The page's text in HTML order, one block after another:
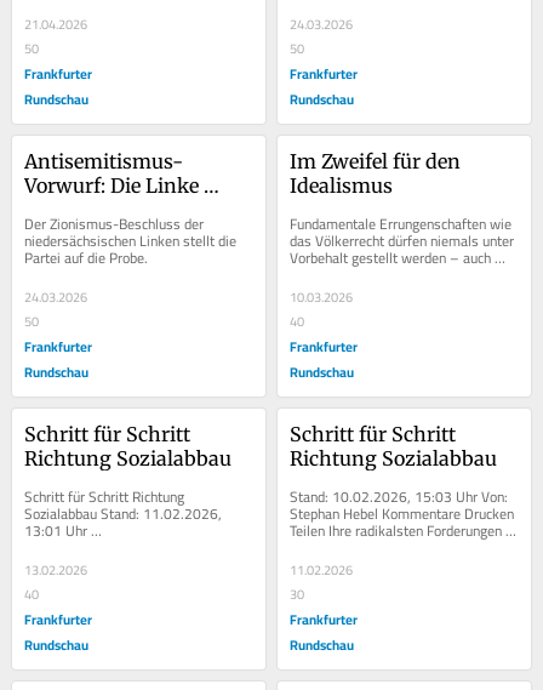
21.04.2026
50
Frankfurter
Rundschau
24.03.2026
50
Frankfurter
Rundschau
Antisemitismus-
Vorwurf: Die Linke
gerecht werden
Der Zionismus-Beschluss der
niedersächsischen Linken stellt die
Partei auf die Probe.
24.03.2026
50
Frankfurter
Rundschau
Im Zweifel für den
Idealismus
Fundamentale Errungenschaften wie
das Völkerrecht dürfen niemals unter
Vorbehalt gestellt werden – auch
nicht, wenn sie mit anderen
Grundwerten...
10.03.2026
40
Frankfurter
Rundschau
Schritt für Schritt
Richtung Sozialabbau
Schritt für Schritt Richtung
Sozialabbau Stand: 11.02.2026,
13:01 Uhr
,b){if(a.navigator.canShare){var...
13.02.2026
40
Frankfurter
Rundschau
Schritt für Schritt
Richtung Sozialabbau
Stand: 10.02.2026, 15:03 Uhr Von:
Stephan Hebel Kommentare Drucken
Teilen Ihre radikalsten Forderungen
11.02.2026
30
Frankfurter
Rundschau